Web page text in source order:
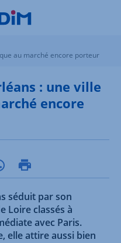
au marché encore porteur
: une ville
encore
séduit par son
Loire classés à
avec Paris.
elle attire aussi bien